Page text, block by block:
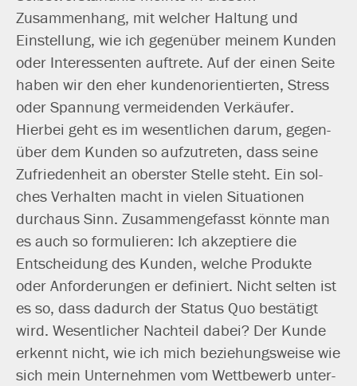
Zusammenhang, mit wel­cher Haltung und
Einstellung, wie ich gegen­über mei­nem Kunden
oder Interessenten auf­tre­te. Auf der einen Seite
haben wir den eher kun­den­ori­en­tier­ten, Stress
oder Spannung ver­mei­den­den Verkäufer.
Hierbei geht es im wesent­li­chen dar­um, gegen­
über dem Kunden so auf­zu­tre­ten, dass sei­ne
Zufriedenheit an obers­ter Stelle steht. Ein sol­
ches Verhalten macht in vie­len Situationen
durch­aus Sinn. Zusammengefasst könn­te man
es auch so for­mu­lie­ren: Ich akzep­tie­re die
Entscheidung des Kunden, wel­che Produkte
oder Anforderungen er defi­niert. Nicht sel­ten ist
es so, dass dadurch der Status Quo bestä­tigt
wird. Wesentlicher Nachteil dabei? Der Kunde
erkennt nicht, wie ich mich bezie­hungs­wei­se wie
sich mein Unternehmen vom Wettbewerb unter­